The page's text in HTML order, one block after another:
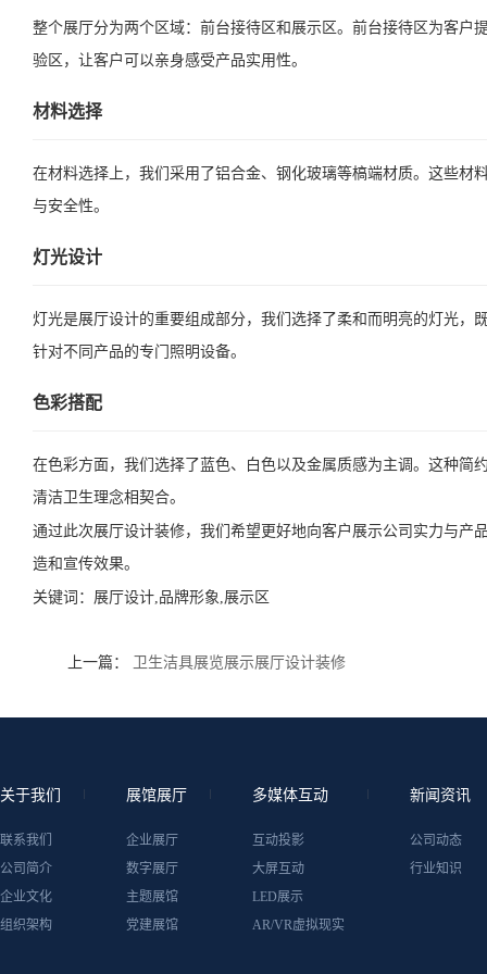
整个展厅分为两个区域：前台接待区和展示区。前台接待区为客
验区，让客户可以亲身感受产品实用性。
材料选择
在材料选择上，我们采用了铝合金、钢化玻璃等槁端材质。这些
与安全性。
灯光设计
灯光是展厅设计的重要组成部分，我们选择了柔和而明亮的灯光
针对不同产品的专门照明设备。
色彩搭配
在色彩方面，我们选择了蓝色、白色以及金属质感为主调。这种
清洁卫生理念相契合。
通过此次展厅设计装修，我们希望更好地向客户展示公司实力与
造和宣传效果。
关键词： 展厅设计,品牌形象,展示区
上一篇： 卫生洁具展览展示展厅设计装修
关于我们
联系我们
公司简介
企业文化
组织架构
展馆展厅
企业展厅
数字展厅
主题展馆
党建展馆
多媒体互动
互动投影
大屏互动
LED展示
AR/VR虚拟现实
新闻资讯
公司动态
行业知识